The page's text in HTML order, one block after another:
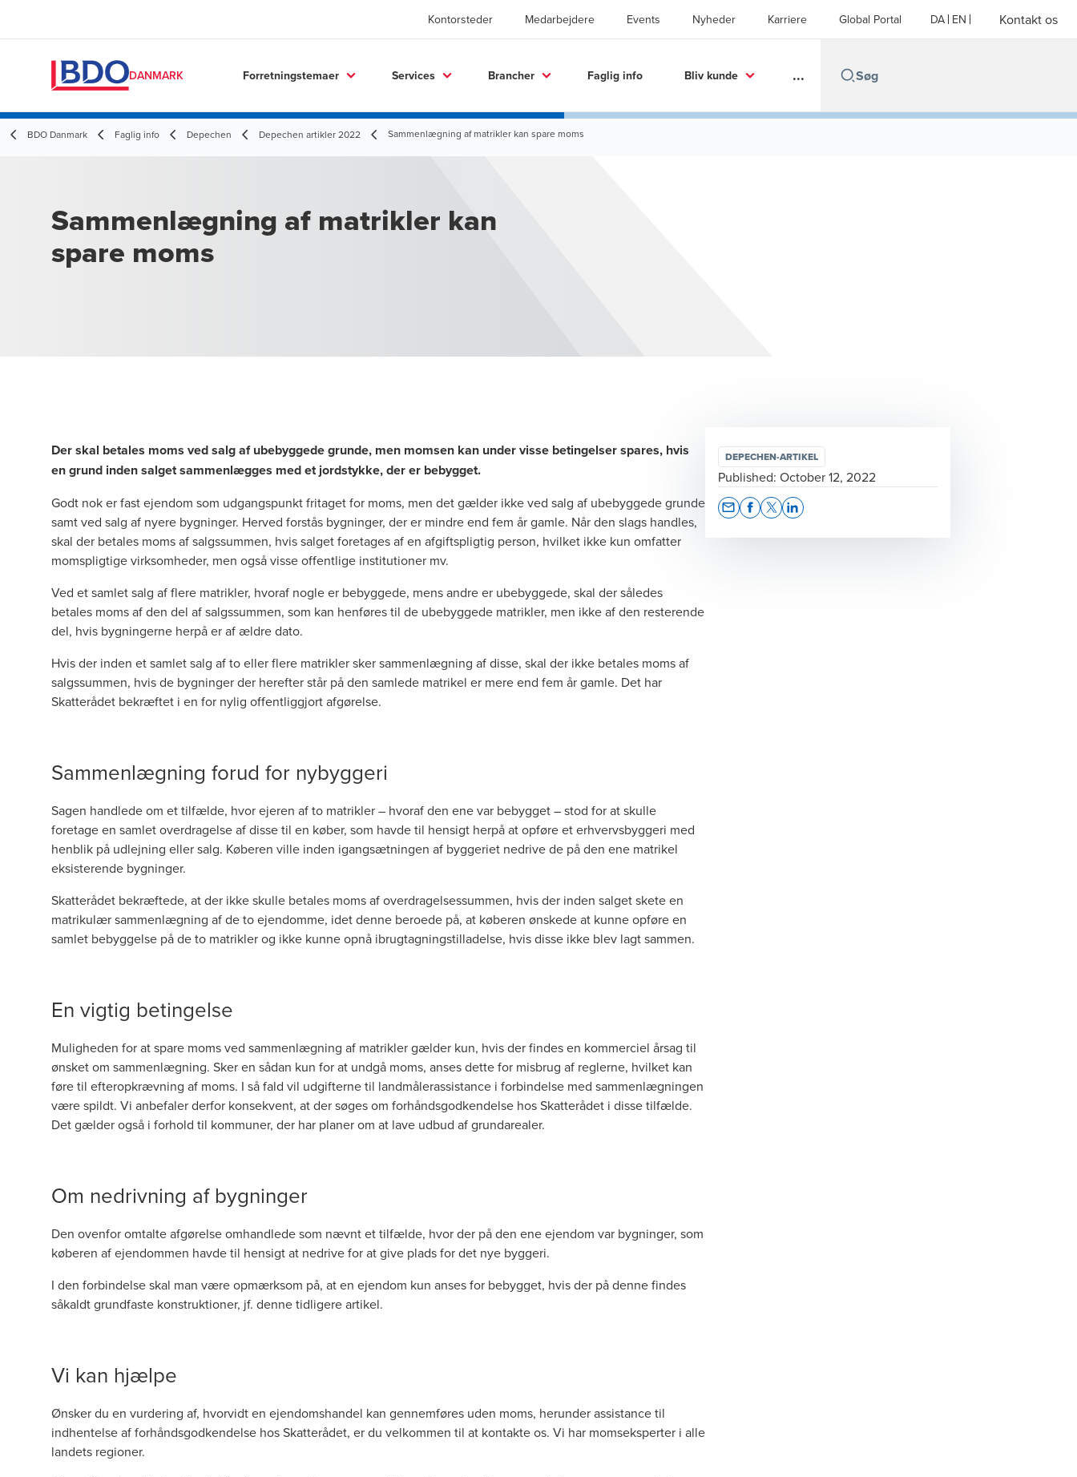
Kontorsteder Medarbejdere Events Nyheder Karriere Global Portal DA EN Kontakt os
DANMARK Forretningstemaer Services Brancher Faglig info Bliv kunde ...
BDO Danmark Faglig info Depechen Depechen artikler 2022 Sammenlægning af matrikler kan spare moms
Sammenlægning af matrikler kan
spare moms
Der skal betales moms ved salg af ubebyggede grunde, men momsen kan under visse betingelser spares, hvis
en grund inden salget sammenlægges med et jordstykke, der er bebygget.
Godt nok er fast ejendom som udgangspunkt fritaget for moms, men det gælder ikke ved salg af ubebyggede grunde
samt ved salg af nyere bygninger. Herved forstås bygninger, der er mindre end fem år gamle. Når den slags handles,
skal der betales moms af salgssummen, hvis salget foretages af en afgiftspligtig person, hvilket ikke kun omfatter
momspligtige virksomheder, men også visse offentlige institutioner mv.
Ved et samlet salg af flere matrikler, hvoraf nogle er bebyggede, mens andre er ubebyggede, skal der således
betales moms af den del af salgssummen, som kan henføres til de ubebyggede matrikler, men ikke af den resterende
del, hvis bygningerne herpå er af ældre dato.
Hvis der inden et samlet salg af to eller flere matrikler sker sammenlægning af disse, skal der ikke betales moms af
salgssummen, hvis de bygninger der herefter står på den samlede matrikel er mere end fem år gamle. Det har
Skatterådet bekræftet i en for nylig offentliggjort afgørelse.
Sammenlægning forud for nybyggeri
Sagen handlede om et tilfælde, hvor ejeren af to matrikler – hvoraf den ene var bebygget – stod for at skulle
foretage en samlet overdragelse af disse til en køber, som havde til hensigt herpå at opføre et erhvervsbyggeri med
henblik på udlejning eller salg. Køberen ville inden igangsætningen af byggeriet nedrive de på den ene matrikel
eksisterende bygninger.
Skatterådet bekræftede, at der ikke skulle betales moms af overdragelsessummen, hvis der inden salget skete en
matrikulær sammenlægning af de to ejendomme, idet denne beroede på, at køberen ønskede at kunne opføre en
samlet bebyggelse på de to matrikler og ikke kunne opnå ibrugtagningstilladelse, hvis disse ikke blev lagt sammen.
En vigtig betingelse
Muligheden for at spare moms ved sammenlægning af matrikler gælder kun, hvis der findes en kommerciel årsag til
ønsket om sammenlægning. Sker en sådan kun for at undgå moms, anses dette for misbrug af reglerne, hvilket kan
føre til efteropkrævning af moms. I så fald vil udgifterne til landmålerassistance i forbindelse med sammenlægningen
være spildt. Vi anbefaler derfor konsekvent, at der søges om forhåndsgodkendelse hos Skatterådet i disse tilfælde.
Det gælder også i forhold til kommuner, der har planer om at lave udbud af grundarealer.
Om nedrivning af bygninger
Den ovenfor omtalte afgørelse omhandlede som nævnt et tilfælde, hvor der på den ene ejendom var bygninger, som
køberen af ejendommen havde til hensigt at nedrive for at give plads for det nye byggeri.
I den forbindelse skal man være opmærksom på, at en ejendom kun anses for bebygget, hvis der på denne findes
såkaldt grundfaste konstruktioner, jf. denne tidligere artikel.
Vi kan hjælpe
Ønsker du en vurdering af, hvorvidt en ejendomshandel kan gennemføres uden moms, herunder assistance til
indhentelse af forhåndsgodkendelse hos Skatterådet, er du velkommen til at kontakte os. Vi har momseksperter i alle
landets regioner.
DEPECHEN-ARTIKEL
Published: October 12, 2022